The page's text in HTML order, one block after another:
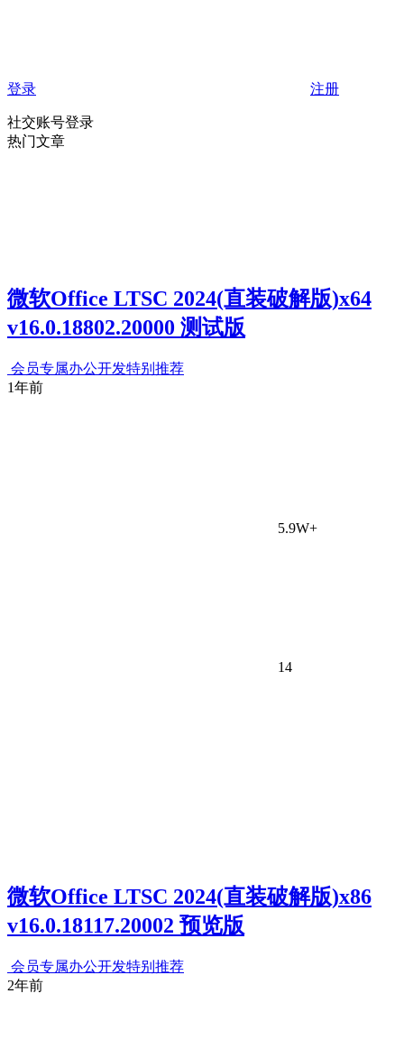
登录 注册
社交账号登录
热门文章
微软Office LTSC 2024(直装破解版)x64
v16.0.18802.20000 测试版
会员专属办公开发特别推荐
1年前
5.9W+
14
微软Office LTSC 2024(直装破解版)x86
v16.0.18117.20002 预览版
会员专属办公开发特别推荐
2年前